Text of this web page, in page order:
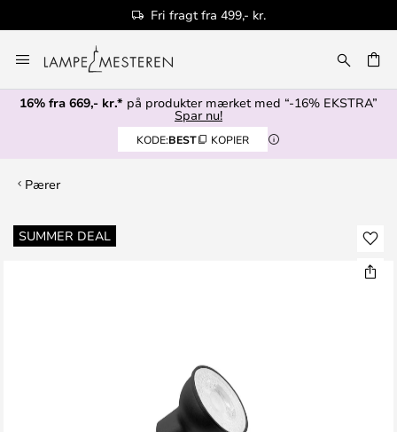
Fri fragt fra 499,- kr.
to
Content
16% fra 669,- kr.* på produkter mærket med “-16% EKSTRA”
Spar nu!
KODE:BEST KOPIER
Pærer
SUMMER DEAL
Gå
til